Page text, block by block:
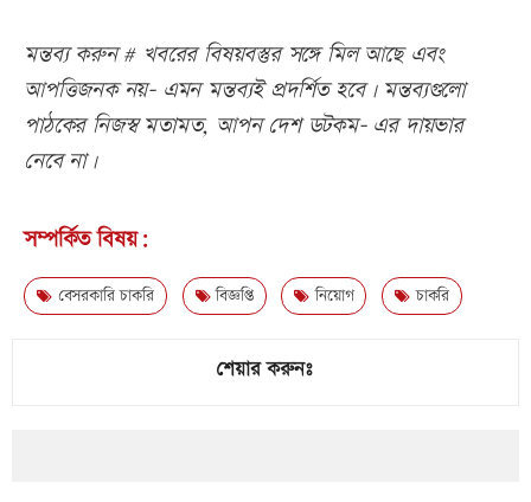
মন্তব্য করুন # খবরের বিষয়বস্তুর সঙ্গে মিল আছে এবং
আপত্তিজনক নয়- এমন মন্তব্যই প্রদর্শিত হবে। মন্তব্যগুলো
পাঠকের নিজস্ব মতামত, আপন দেশ ডটকম- এর দায়ভার
নেবে না।
সম্পর্কিত বিষয়:
বেসরকারি চাকরি বিজ্ঞপ্তি নিয়োগ চাকরি
শেয়ার করুনঃ